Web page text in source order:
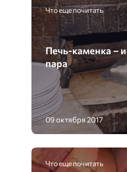
Что еще почитать
Печь-каменка –
пара
09 октября 2017
Что еще почитать